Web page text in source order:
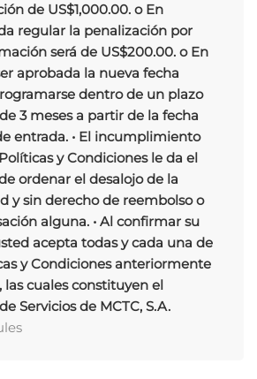
de US$1,000.00. o En
regular la penalización por
será de US$200.00. o En
aprobada la nueva fecha
dentro de un plazo
3 meses a partir de la fecha
entrada. • El incumplimiento
y Condiciones le da el
ordenar el desalojo de la
y sin derecho de reembolso o
alguna. • Al confirmar su
acepta todas y cada una de
y Condiciones anteriormente
las cuales constituyen el
Servicios de MCTC, S.A.